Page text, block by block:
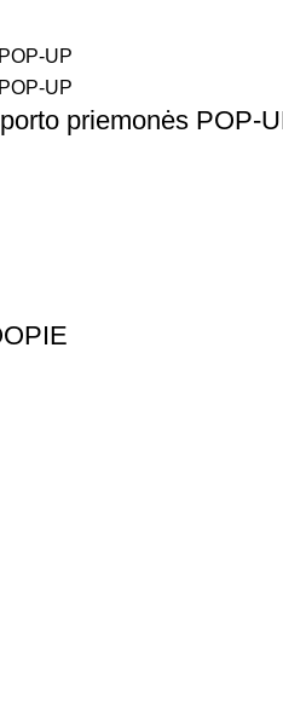
priemonės POP-